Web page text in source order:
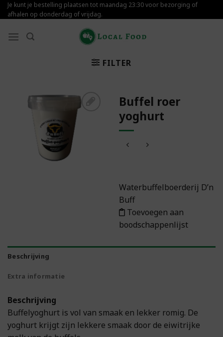
Skip
to
Je kunt je bestelling plaatsen tot maandag 23:30 voor bezorging of
afhalen op donderdag of vrijdag.
FILTER
Toevoegen aan
boodschappenlijst
Buffel roer
yoghurt
Waterbuffelboerderij D’n
Buff
Toevoegen aan
boodschappenlijst
Beschrijving
Extra informatie
Beschrijving
Buffelyoghurt is vol van smaak en lekker romig. De
yoghurt krijgt zijn lekkere smaak door de eiwitrijke